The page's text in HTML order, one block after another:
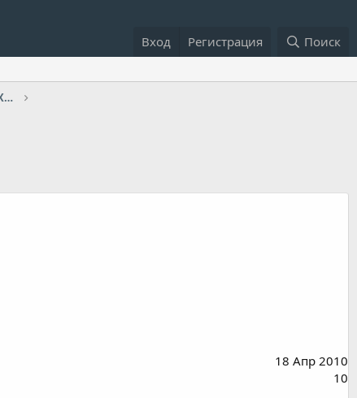
Вход Регистрация Поиск
Техническое обслуживание, гарантия QX80/QX56/QX4
18 Апр 2010
10